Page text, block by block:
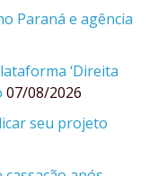
Paraná e agência
‘Direita
07/08/2026
seu projeto